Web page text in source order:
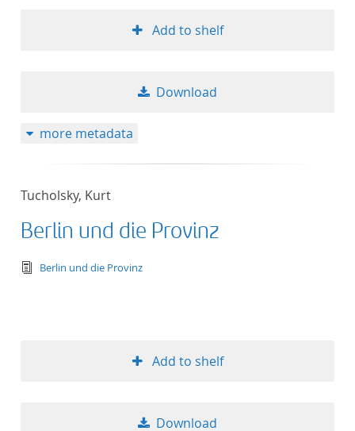
Add to shelf
Download
more metadata
Tucholsky, Kurt
Berlin und die Provinz
text/tg.edition+tg.aggregation+xml
Berlin und die Provinz
Add to shelf
Download